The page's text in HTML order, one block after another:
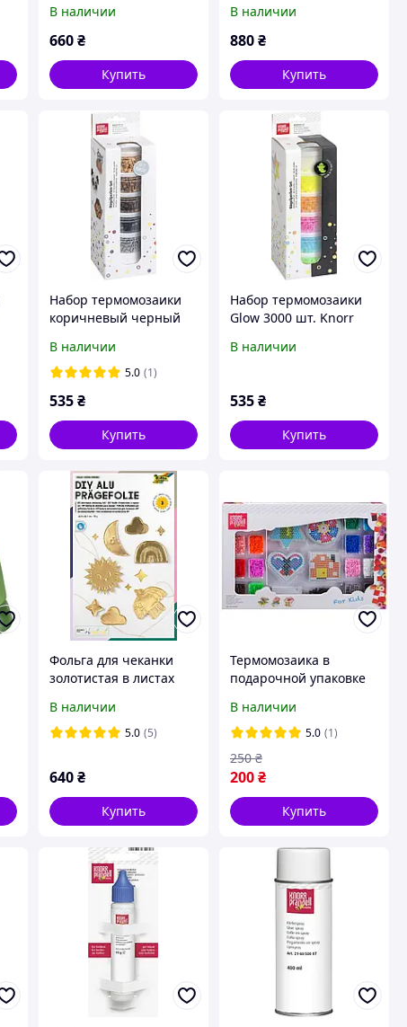
В наличии
660 ₴
Купить
В наличии
880₴
Купить
Набор термомозаики
коричневый черный
Prandell 212170153
В наличии
5.0 (1)
535 ₴
Купить
Набор термомозаики
Glow 3000 шт. Knorr
В наличии
535₴
Купить
Фольга для чеканки
золотистая в листах
В наличии
5.0 (5)
640 ₴
Купить
Термомозаика в
подарочной упаковке
212170220
В наличии
5.0 (1)
200₴
250 ₴
Купить